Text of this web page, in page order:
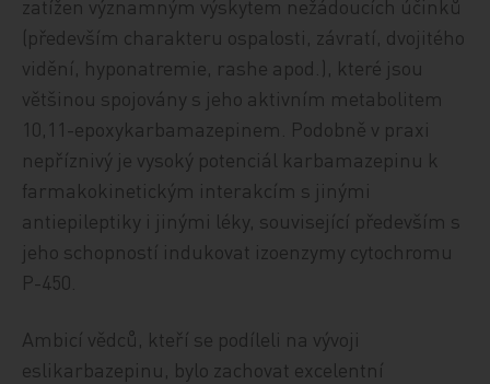
zatížen významným výskytem nežádoucích účinků
(především charakteru ospalosti, závratí, dvojitého
vidění, hyponatremie, rashe apod.), které jsou
většinou spojovány s jeho aktivním metabolitem
10,11-epoxykarbamazepinem. Podobně v praxi
nepříznivý je vysoký potenciál karbamazepinu k
farmakokinetickým interakcím s jinými
antiepileptiky i jinými léky, související především s
jeho schopností indukovat izoenzymy cytochromu
P-450.
Ambicí vědců, kteří se podíleli na vývoji
eslikarbazepinu, bylo zachovat excelentní